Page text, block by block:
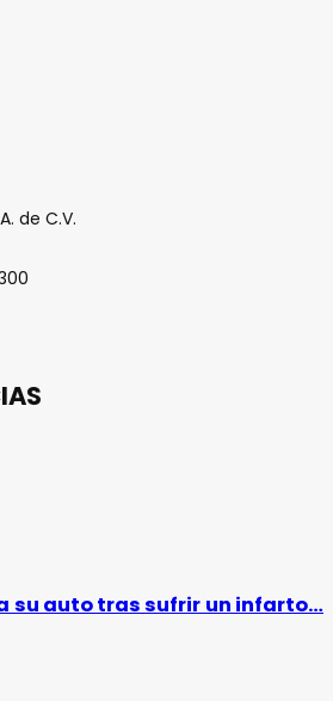
de C.V.
su auto tras sufrir un infarto…